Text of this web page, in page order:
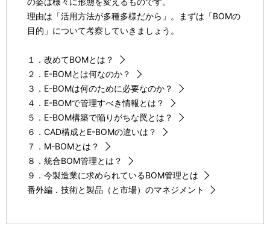
理由は「活用方法が多種多様だから」。まずは「BOMの
目的」について考察していきましょう。
１．改めてBOMとは？
２．E-BOMとは何なのか？
３．E-BOMは何のために必要なのか？
４．E-BOMで管理すべき情報とは？
５．E-BOM構築で陥りがちな罠とは？
６．CAD構成とE-BOMの違いは？
７．M-BOMとは？
８．統合BOM管理とは？
９．今製造業に求められているBOM管理とは
番外編．技術と製品（と市場）のマネジメント